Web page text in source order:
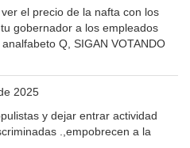
el precio de la nafta con los
gobernador a los empleados
Q, SIGAN VOTANDO
2025
y dejar entrar actividad
.,empobrecen a la